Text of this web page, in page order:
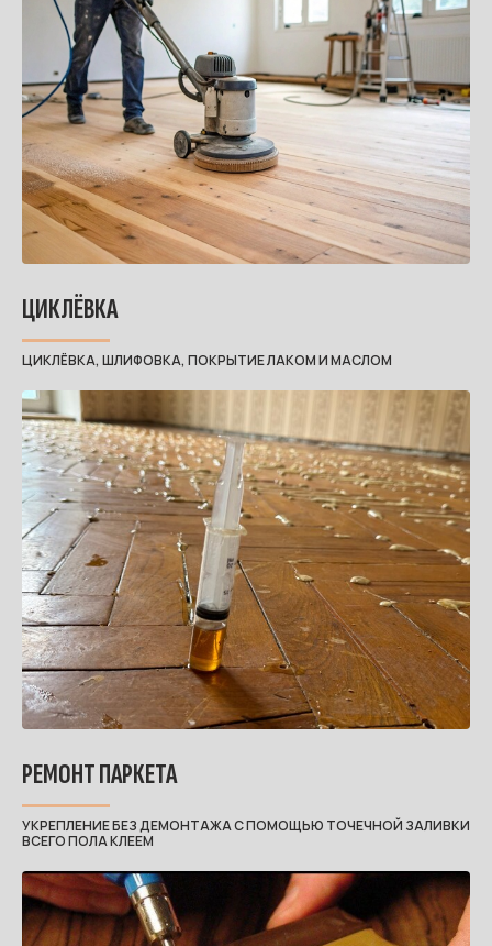
ЦИКЛЁВКА
ЦИКЛЁВКА, ШЛИФОВКА, ПОКРЫТИЕ ЛАКОМ И МАСЛОМ
РЕМОНТ ПАРКЕТА
УКРЕПЛЕНИЕ БЕЗ ДЕМОНТАЖА С ПОМОЩЬЮ ТОЧЕЧНОЙ ЗАЛИВКИ
ВСЕГО ПОЛА КЛЕЕМ